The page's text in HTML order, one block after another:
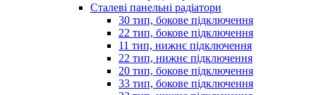
Сталеві панельні радіатори
30 тип, бокове підключення
22 тип, бокове підключення
11 тип, нижнє підключення
22 тип, нижнє підключення
20 тип, бокове підключення
33 тип, бокове підключення